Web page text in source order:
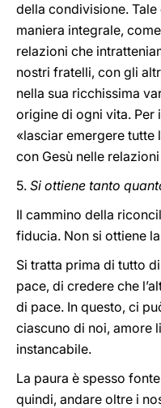
della condivisione.
maniera integrale,
relazioni che
nostri fratelli, con gli
nella sua ricchissima
origine di ogni vita. Per
«lasciar emergere tutte
con Gesù nelle
5. Si ottiene tanto
Il cammino della
fiducia. Non si ottiene
Si tratta prima di tutto
pace, di credere che
di pace. In questo, ci
ciascuno di noi, amore
instancabile.
La paura è spesso
quindi, andare oltre i